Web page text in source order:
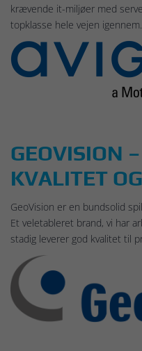
krævende it-miljøer med
topklasse hele vejen igennem.
GEOVISION
KVALITET
GeoVision er en bundsolid
Et veletableret brand, vi har
stadig leverer god kvalitet til